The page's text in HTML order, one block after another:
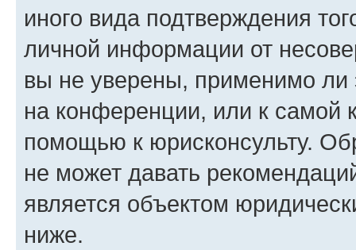
иного вида подтверждения
личной информации от
вы не уверены, применимо ли
на конференции, или к самой
помощью к юрисконсульту.
не может давать
является объектом
ниже.